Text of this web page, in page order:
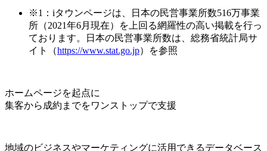
※1：iタウンページは、日本の民営事業所数516万事業
所（2021年6月現在）を上回る網羅性の高い掲載を行っ
ております。日本の民営事業所数は、総務省統計局サ
イト（https://www.stat.go.jp）を参照
ホームページを起点に
集客から成約までをワンストップで支援
地域のビジネスやマーケティングに活用できるデータベース